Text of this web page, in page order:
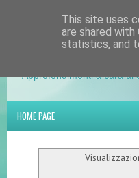
PRESENTAZIONE
ATTUALITÀ
Approfondimenti a cura di
HOME PAGE
This site uses
are shared
statistics, and